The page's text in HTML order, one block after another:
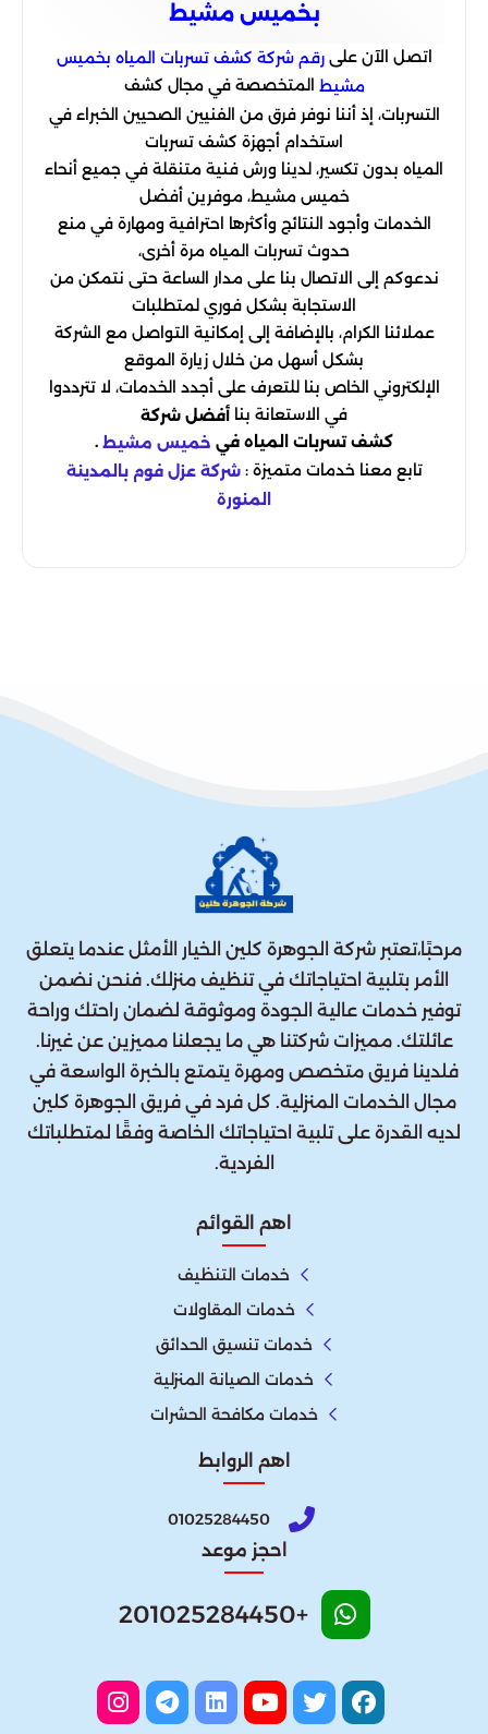
بخميس مشيط
اتصل الآن علىرقم شركة كشف تسربات المياه بخميس
مشيط المتخصصة في مجال كشف
التسربات، إذ أننا نوفر فرق من الفنيين الصحيين الخبراء في
استخدام أجهزة كشف تسربات
المياه بدون تكسير، لدينا ورش فنية متنقلة في جميع أنحاء
خميس مشيط، موفرين أفضل
الخدمات وأجود النتائج وأكثرها احترافية ومهارة في منع
حدوث تسربات المياه مرة أخرى،
ندعوكم إلى الاتصال بنا على مدار الساعة حتى نتمكن من
الاستجابة بشكل فوري لمتطلبات
عملائنا الكرام، بالإضافة إلى إمكانية التواصل مع الشركة
بشكل أسهل من خلال زيارة الموقع
الإلكتروني الخاص بنا للتعرف على أجدد الخدمات، لا تترددوا
في الاستعانة بنا أفضل شركة
كشف تسربات المياه في خميس مشيط .
تابع معنا خدمات متميزة :شركة عزل فوم بالمدينة
المنورة
مرحبًا،تعتبر شركة الجوهرة كلين الخيار الأمثل عندما يتعلق
الأمر بتلبية احتياجاتك في تنظيف منزلك. فنحن نضمن
توفير خدمات عالية الجودة وموثوقة لضمان راحتك وراحة
عائلتك. مميزات شركتنا هي ما يجعلنا مميزين عن غيرنا.
فلدينا فريق متخصص ومهرة يتمتع بالخبرة الواسعة في
مجال الخدمات المنزلية. كل فرد في فريق الجوهرة كلين
لديه القدرة على تلبية احتياجاتك الخاصة وفقًا لمتطلباتك
الفردية.
اهم القوائم
خدمات التنظيف
خدمات المقاولات
خدمات تنسيق الحدائق
خدمات الصيانة المنزلية
خدمات مكافحة الحشرات
اهم الروابط
01025284450
احجز موعد
+201025284450